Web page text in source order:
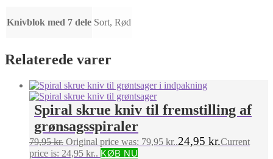
Knivblok med 7 dele Sort, Rød
Relaterede varer
Spiral skrue kniv til fremstilling af
grønsagsspiraler
79,95kr. Original price was: 79,95 kr..24,95 kr.Current
price is: 24,95 kr.. KØB NU